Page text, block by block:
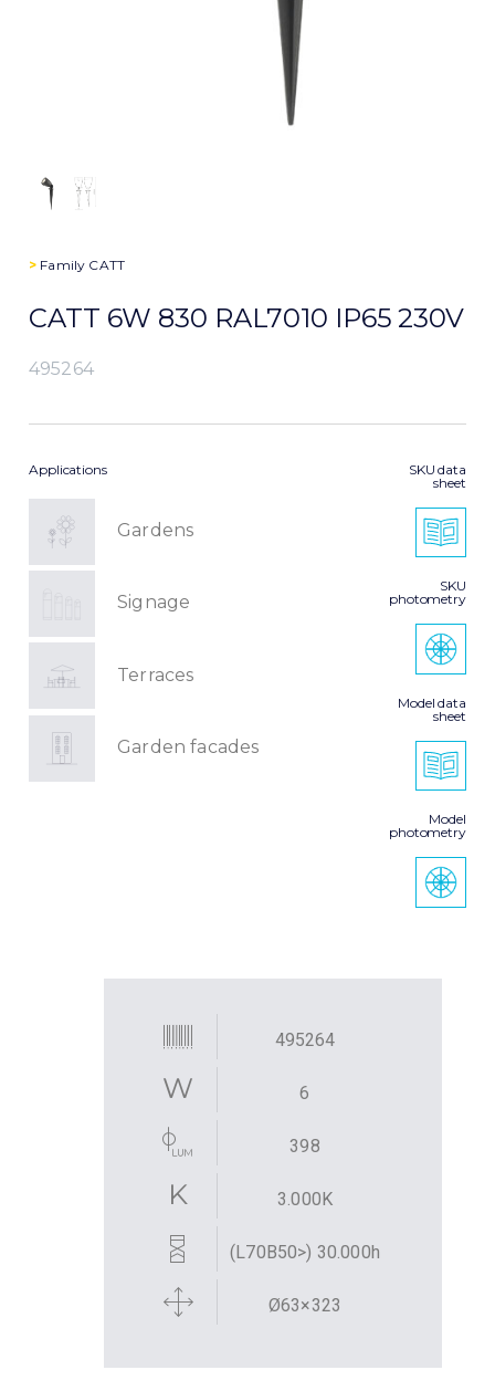
> Family CATT
CATT 6W 830 RAL7010 IP65 230V
495264
Applications
Gardens
Signage
Terraces
Garden facades
SKU data
sheet
SKU
photometry
Model data
sheet
Model
photometry
495264
6
398
3.000K
(L70B50>) 30.000h
Ø63×323